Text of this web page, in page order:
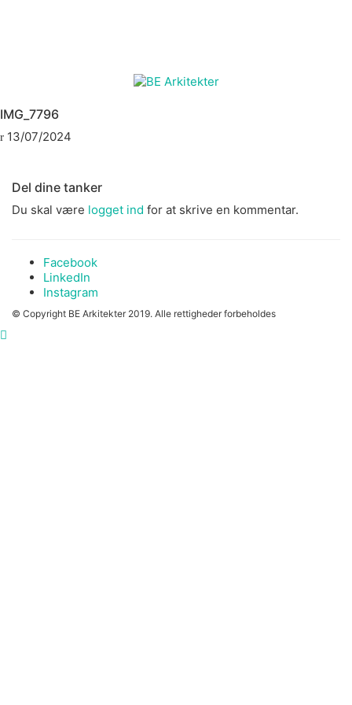
IMG_7796
13/07/2024
Del dine tanker
Du skal være logget ind for at skrive en kommentar.
Facebook
LinkedIn
Instagram
© Copyright BE Arkitekter 2019. Alle rettigheder forbeholdes